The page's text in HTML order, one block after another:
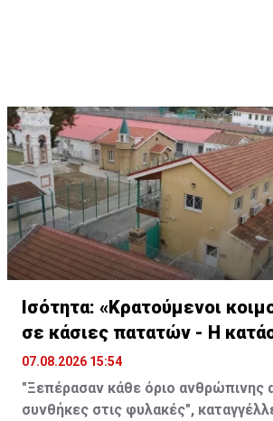
Ισότητα: «Κρατούμενοι
σε κάσιες πατατών - Η
ξέφυγε»
07.08.2026 15:54
"Ξεπέρασαν κάθε όριο ανθρώπινης
συνθήκες στις φυλακές",